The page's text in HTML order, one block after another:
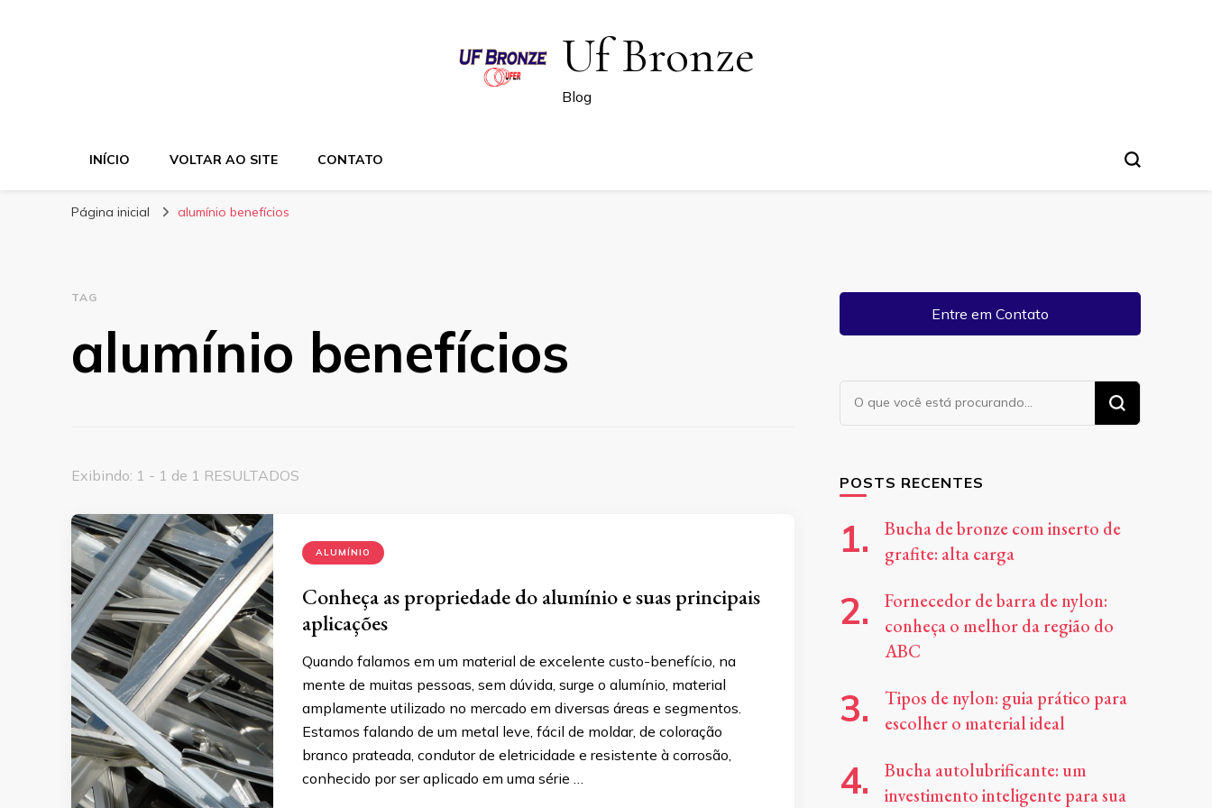
Uf Bronze
Blog
INÍCIO VOLTAR AO SITE CONTATO
Página inicial alumínio benefícios
TAG
alumínio benefícios
Exibindo: 1 - 1 de 1 RESULTADOS
ALUMÍNIO
Conheça as propriedade do alumínio e suas principais
aplicações
Quando falamos em um material de excelente custo-benefício, na
mente de muitas pessoas, sem dúvida, surge o alumínio, material
amplamente utilizado no mercado em diversas áreas e segmentos.
Estamos falando de um metal leve, fácil de moldar, de coloração
branco prateada, condutor de eletricidade e resistente à corrosão,
conhecido por ser aplicado em uma série …
Entre em Contato
Procurando
algo?
POSTS RECENTES
Bucha de bronze com inserto de
grafite: alta carga
Fornecedor de barra de nylon:
conheça o melhor da região do
ABC
Tipos de nylon: guia prático para
escolher o material ideal
Bucha autolubrificante: um
investimento inteligente para sua